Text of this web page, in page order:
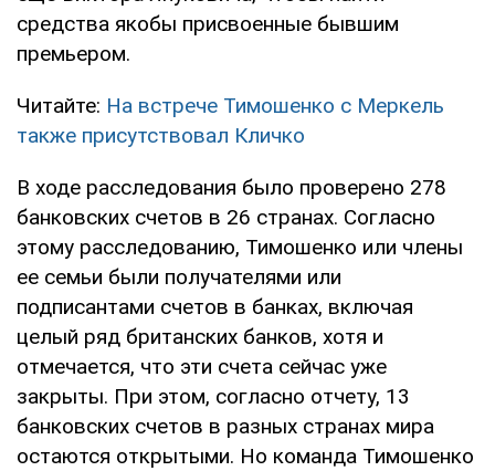
средства якобы присвоенные бывшим
премьером.
Читайте: На встрече Тимошенко с Меркель
также присутствовал Кличко
В ходе расследования было проверено 278
банковских счетов в 26 странах. Согласно
этому расследованию, Тимошенко или члены
ее семьи были получателями или
подписантами счетов в банках, включая
целый ряд британских банков, хотя и
отмечается, что эти счета сейчас уже
закрыты. При этом, согласно отчету, 13
банковских счетов в разных странах мира
остаются открытыми. Но команда Тимошенко